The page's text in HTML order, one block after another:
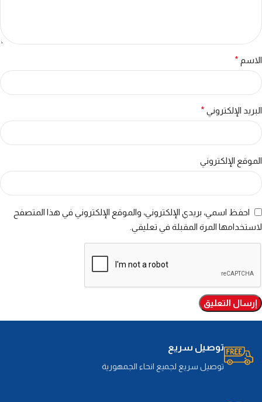
الاسم *
البريد الإلكتروني *
الموقع الإلكتروني
احفظ اسمي، بريدي الإلكتروني، والموقع الإلكتروني في هذا المتصفح
لاستخدامها المرة المقبلة في تعليقي.
توصيل سريع
توصيل سريع لجميع انحاء الجمهورية